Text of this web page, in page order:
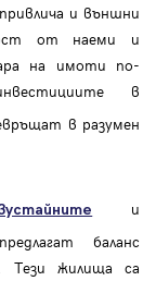
и външни
от наеми и
на имоти по-
в
в разумен
и
баланс
Тези жилища са